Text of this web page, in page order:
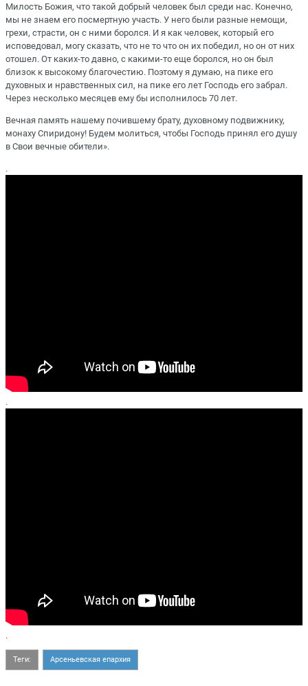
Милость Божия, что такой добрый человек был среди нас. Конечно,
мы не знаем его посмертную участь. У него были разные немощи,
грехи, страсти, он с ними боролся. И я как человек, который его
исповедовал, могу сказать, что не то что он их победил, но он от них
отошел. От каких-то давно, с какими-то еще боролся, но он был
близок к высокому благочестию. Поэтому я думаю, на пике его
духовных и нравственных сил, на пике его лет Господь его забрал.
Через несколько месяцев ему бы исполнилось 70 лет.
Вечная память нашему почившему брату, духовному подвижнику,
монаху Спиридону! Будем молиться, чтобы Господь принял его душу
в Свои вечные обители».
.
.
.
Теги: Арсеньевская епархия